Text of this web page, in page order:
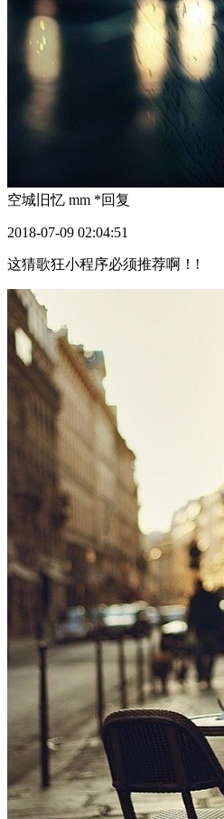
空城旧忆 mm *回复
2018-07-09 02:04:51
这猜歌狂小程序必须推荐啊！!